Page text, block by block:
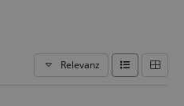
Relevanz